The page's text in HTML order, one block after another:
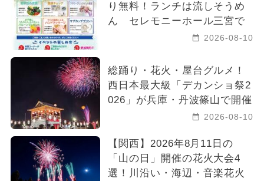
り無料！ランチは流しそうめ
ん セレモニーホール三宮で
2026-08-10
総踊り・花火・屋台グルメ！
西日本最大級「デカンショ祭2
026」が兵庫・丹波篠山で開催
2026-08-10
【関西】2026年8月11日の
「山の日」開催の花火大会4
選！川沿い・海辺・音楽花火